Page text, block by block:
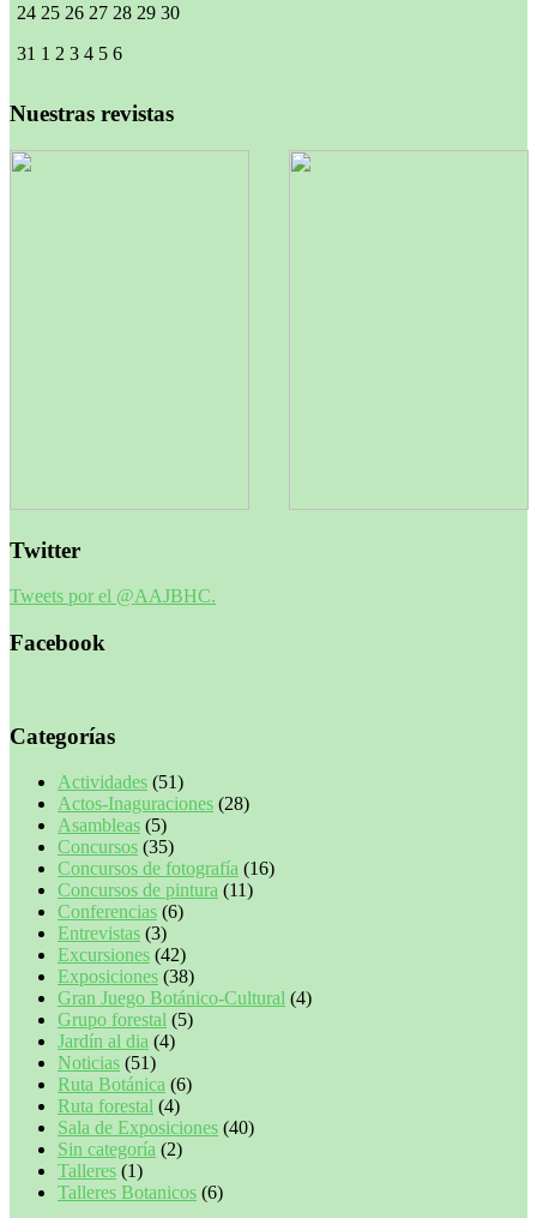
24 25 26 27 28 29 30
31 1 2 3 4 5 6
Nuestras revistas
Twitter
Tweets por el @AAJBHC.
Facebook
Categorías
Actividades (51)
Actos-Inaguraciones (28)
Asambleas (5)
Concursos (35)
Concursos de fotografía (16)
Concursos de pintura (11)
Conferencias (6)
Entrevistas (3)
Excursiones (42)
Exposiciones (38)
Gran Juego Botánico-Cultural (4)
Grupo forestal (5)
Jardín al dia (4)
Noticias (51)
Ruta Botánica (6)
Ruta forestal (4)
Sala de Exposiciones (40)
Sin categoría (2)
Talleres (1)
Talleres Botanicos (6)